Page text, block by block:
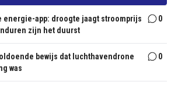
energie-app: droogte jaagt stroomprijs
zijn het duurst
0
bewijs dat luchthavendrone
was
0